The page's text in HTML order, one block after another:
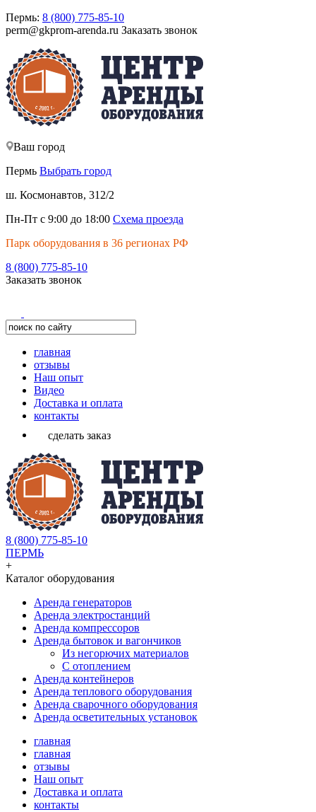
Пермь: 8 (800) 775-85-10
perm@gkprom-arenda.ru Заказать звонок
Ваш город
Пермь Выбрать город
ш. Космонавтов, 312/2
Пн-Пт с 9:00 до 18:00 Схема проезда
Парк оборудования в 36 регионах РФ
8 (800) 775-85-10
Заказать звонок
главная
отзывы
Наш опыт
Видео
Доставка и оплата
контакты
сделать заказ
8 (800) 775-85-10
ПЕРМЬ
+
Каталог оборудования
Аренда генераторов
Аренда электростанций
Аренда компрессоров
Аренда бытовок и вагончиков
Из негорючих материалов
С отоплением
Аренда контейнеров
Аренда теплового оборудования
Аренда сварочного оборудования
Аренда осветительных установок
главная
главная
отзывы
Наш опыт
Доставка и оплата
контакты